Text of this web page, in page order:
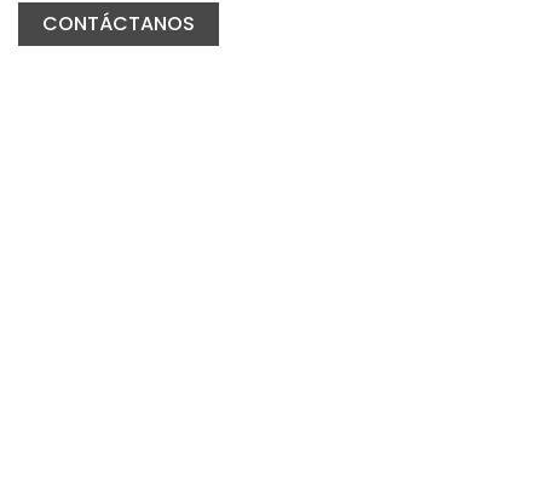
CONTÁCTANOS